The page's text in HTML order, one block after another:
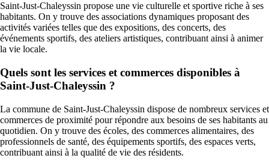
Saint-Just-Chaleyssin propose une vie culturelle et sportive riche à ses
habitants. On y trouve des associations dynamiques proposant des
activités variées telles que des expositions, des concerts, des
événements sportifs, des ateliers artistiques, contribuant ainsi à animer
la vie locale.
Quels sont les services et commerces disponibles à
Saint-Just-Chaleyssin ?
La commune de Saint-Just-Chaleyssin dispose de nombreux services et
commerces de proximité pour répondre aux besoins de ses habitants au
quotidien. On y trouve des écoles, des commerces alimentaires, des
professionnels de santé, des équipements sportifs, des espaces verts,
contribuant ainsi à la qualité de vie des résidents.